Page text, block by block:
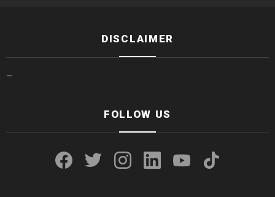
DISCLAIMER
—
FOLLOW US